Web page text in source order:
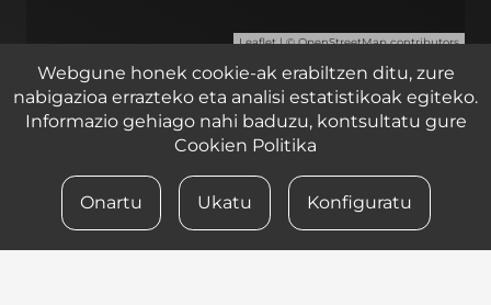
Leaflet| ©OpenStreetMapcontributors
Zirkuitu ibilbidea 2, 1 pabilioia, Lasarte – Oria 20160
LEGE OHARRA
Webgune honek cookie-ak erabiltzen ditu, zure
nabigazioa errazteko eta analisi estatistikoak egiteko.
Informazio gehiago nahi baduzu, kontsultatu gure
Cookien Politika
Onartu Ukatu Konfiguratu